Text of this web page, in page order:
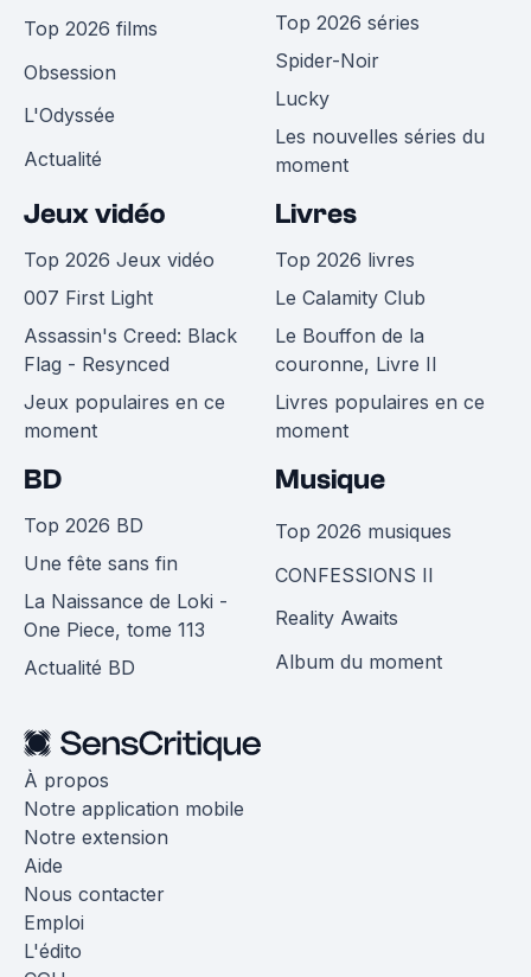
Top 2026 films
Obsession
L'Odyssée
Actualité
Top 2026 séries
Spider-Noir
Lucky
Les nouvelles séries du
moment
Jeux vidéo
Top 2026 Jeux vidéo
007 First Light
Assassin's Creed: Black
Flag - Resynced
Jeux populaires en ce
moment
Livres
Top 2026 livres
Le Calamity Club
Le Bouffon de la
couronne, Livre II
Livres populaires en ce
moment
BD
Top 2026 BD
Une fête sans fin
La Naissance de Loki -
One Piece, tome 113
Actualité BD
Musique
Top 2026 musiques
CONFESSIONS II
Reality Awaits
Album du moment
À propos
Notre application mobile
Notre extension
Aide
Nous contacter
Emploi
L'édito